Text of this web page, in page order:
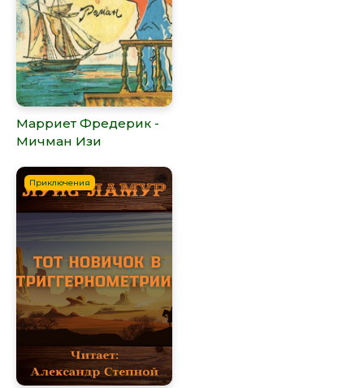
Марриет Фредерик -
Мичман Изи
Приключения